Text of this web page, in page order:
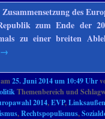
des
zum Ende der
zu einer breiten
→
am25. Juni 2014 um 10:49 Uhr
Themenbereich und
2014,EVP,
,Rechtspopulismus,